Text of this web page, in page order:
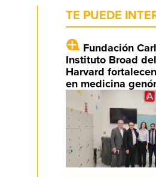
TE PUEDE
Fundación
Instituto Broad
Harvard
en medicina